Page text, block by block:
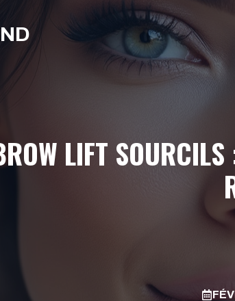
LIFT